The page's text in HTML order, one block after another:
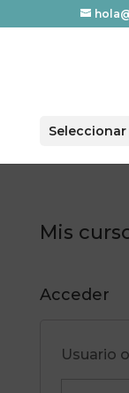
Mis
Acceder
Usuario